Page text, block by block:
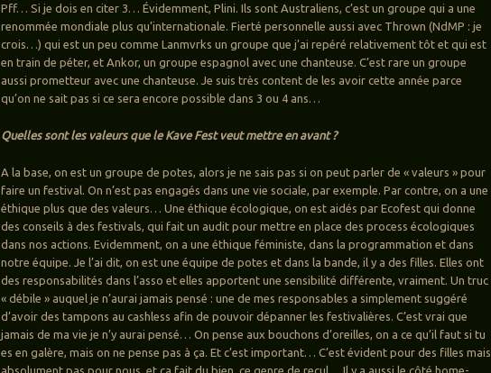
Pff… Si je dois en citer 3… Évidemment, Plini. Ils sont Australiens, c’est un groupe qui a une
renommée mondiale plus qu’internationale. Fierté personnelle aussi avec Thrown (NdMP : je
crois…) qui est un peu comme Lanmvrks un groupe que j’ai repéré relativement tôt et qui est
en train de péter, et Ankor, un groupe espagnol avec une chanteuse. C’est rare un groupe
aussi prometteur avec une chanteuse. Je suis très content de les avoir cette année parce
qu’on ne sait pas si ce sera encore possible dans 3 ou 4 ans…
Quelles sont les valeurs que le Kave Fest veut mettre en avant ?
A la base, on est un groupe de potes, alors je ne sais pas si on peut parler de « valeurs » pour
faire un festival. On n’est pas engagés dans une vie sociale, par exemple. Par contre, on a une
éthique plus que des valeurs… Une éthique écologique, on est aidés par Ecofest qui donne
des conseils à des festivals, qui fait un audit pour mettre en place des process écologiques
dans nos actions. Evidemment, on a une éthique féministe, dans la programmation et dans
notre équipe. Je l’ai dit, on est une équipe de potes et dans la bande, il y a des filles. Elles ont
des responsabilités dans l’asso et elles apportent une sensibilité différente, vraiment. Un truc
« débile » auquel je n’aurai jamais pensé : une de mes responsables a simplement suggéré
d’avoir des tampons au cashless afin de pouvoir dépanner les festivalières. C’est vrai que
jamais de ma vie je n’y aurai pensé… On pense aux bouchons d’oreilles, on a ce qu’il faut si tu
es en galère, mais on ne pense pas à ça. Et c’est important… C’est évident pour des filles mais
absolument pas pour nous, et ça fait du bien, ce genre de recul… Il y a aussi le côté home-